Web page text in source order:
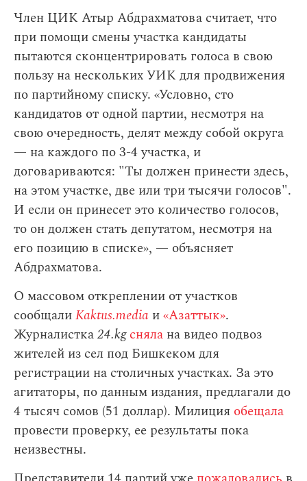
Член ЦИК Атыр Абдрахматова считает, что
при помощи смены участка кандидаты
пытаются сконцентрировать голоса в свою
пользу на нескольких УИК для продвижения
по партийному списку. «Условно, сто
кандидатов от одной партии, несмотря на
свою очередность, делят между собой округа
— на каждого по 3-4 участка, и
договариваются: "Ты должен принести здесь,
на этом участке, две или три тысячи голосов".
И если он принесет это количество голосов,
то он должен стать депутатом, несмотря на
его позицию в списке», — объясняет
Абдрахматова.
О массовом откреплении от участков
сообщалиKaktus.media и«Азаттык».
Журналистка24.kg сняла на видео подвоз
жителей из сел под Бишкеком для
регистрации на столичных участках. За это
агитаторы, по данным издания, предлагали до
4 тысяч сомов (51 доллар). Милиция обещала
провести проверку, ее результаты пока
неизвестны.